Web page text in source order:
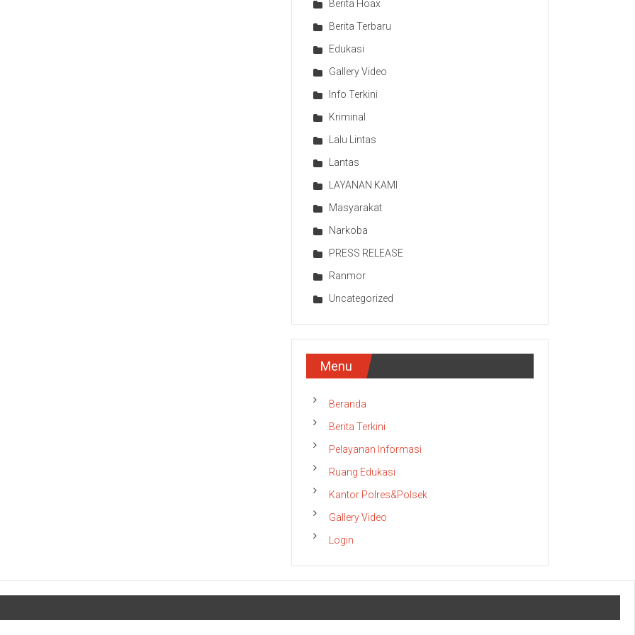
Berita Hoax
Berita Terbaru
Edukasi
Gallery Video
Info Terkini
Kriminal
Lalu Lintas
Lantas
LAYANAN KAMI
Masyarakat
Narkoba
PRESS RELEASE
Ranmor
Uncategorized
Menu
Beranda
Berita Terkini
Pelayanan Informasi
Ruang Edukasi
Kantor Polres&Polsek
Gallery Video
Login